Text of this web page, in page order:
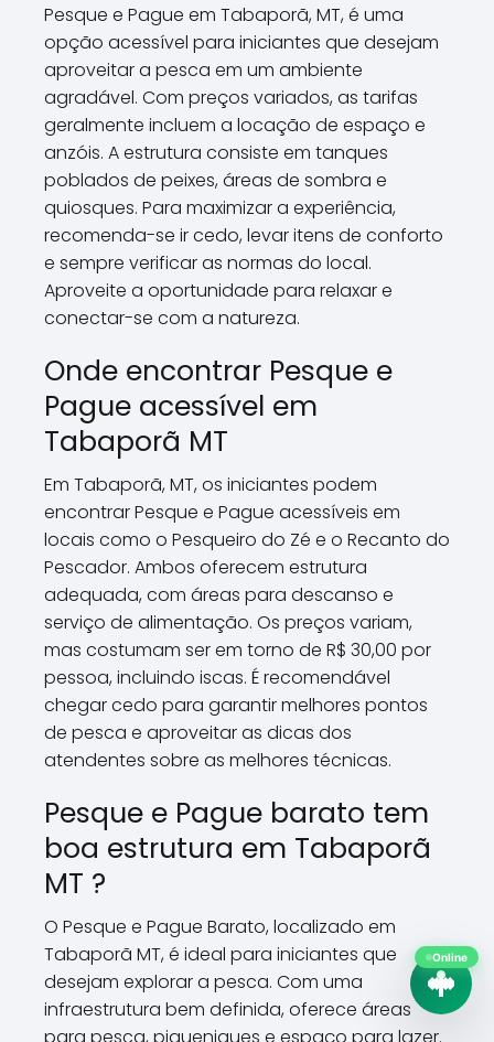
Pesque e Pague em Tabaporã, MT, é uma
opção acessível para iniciantes que desejam
aproveitar a pesca em um ambiente
agradável. Com preços variados, as tarifas
geralmente incluem a locação de espaço e
anzóis. A estrutura consiste em tanques
poblados de peixes, áreas de sombra e
quiosques. Para maximizar a experiência,
recomenda-se ir cedo, levar itens de conforto
e sempre verificar as normas do local.
Aproveite a oportunidade para relaxar e
conectar-se com a natureza.
Onde encontrar Pesque e
Pague acessível em
Tabaporã MT
Em Tabaporã, MT, os iniciantes podem
encontrar Pesque e Pague acessíveis em
locais como o Pesqueiro do Zé e o Recanto do
Pescador. Ambos oferecem estrutura
adequada, com áreas para descanso e
serviço de alimentação. Os preços variam,
mas costumam ser em torno de R$ 30,00 por
pessoa, incluindo iscas. É recomendável
chegar cedo para garantir melhores pontos
de pesca e aproveitar as dicas dos
atendentes sobre as melhores técnicas.
Pesque e Pague barato tem
boa estrutura em Tabaporã
MT ?
O Pesque e Pague Barato, localizado em
Tabaporã MT, é ideal para iniciantes que
desejam explorar a pesca. Com uma
infraestrutura bem definida, oferece áreas
para pesca, piqueniques e espaço para lazer.
Online